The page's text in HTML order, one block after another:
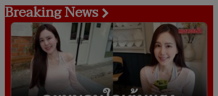
Breaking News